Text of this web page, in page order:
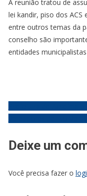
A reunião tratou de
lei kandir, piso dos ACS
entre outros temas da
conselho são
entidades
Navegação
de
Post
Deixe um
Você precisa fazer o